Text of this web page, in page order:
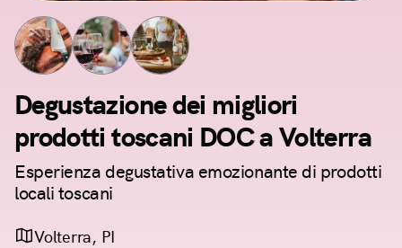
Degustazione dei migliori
prodotti toscani DOC a Volterra
Esperienza degustativa emozionante di prodotti
locali toscani
Volterra, PI